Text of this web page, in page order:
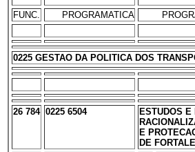
FUNC. PROGRAMATICA
0225 GESTAO DA POLITICA DOS
26 784 0225 6504
ESTUDOS E
E
DE